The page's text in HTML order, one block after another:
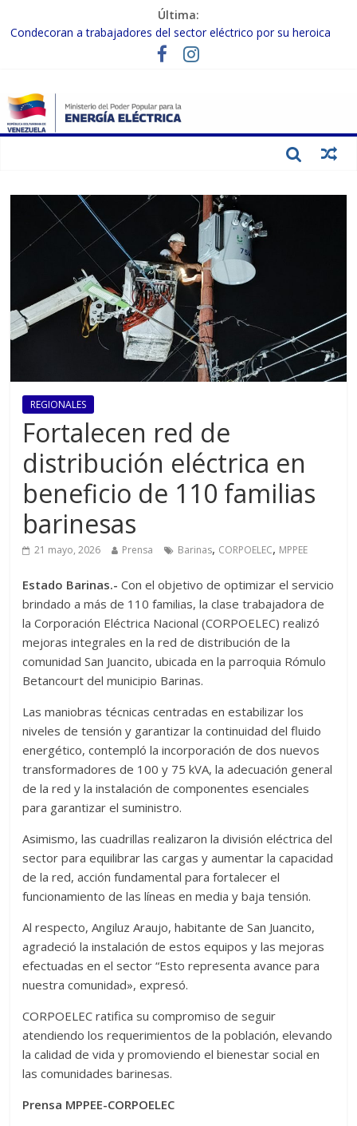
Última:
Condecoran a trabajadores del sector eléctrico por su heroica
labor tras el doble sismo del 24-J
Gobierno Nacional coordina acciones con el sector privado para
Inspeccionan trabajos de rehabilitación en instalaciones del SEN
en Carabobo
Gobierno Nacional activa plan preventivo para fortalecer el SEN
REGIONALES
Fortalecen red de
distribución eléctrica en
beneficio de 110 familias
barinesas
21 mayo, 2026 Prensa Barinas, CORPOELEC, MPPEE
Estado Barinas.-Con el objetivo de optimizar el servicio
brindado a más de 110 familias, la clase trabajadora de
la Corporación Eléctrica Nacional (CORPOELEC) realizó
mejoras integrales en la red de distribución de la
comunidad San Juancito, ubicada en la parroquia Rómulo
Betancourt del municipio Barinas.
Las maniobras técnicas centradas en estabilizar los
niveles de tensión y garantizar la continuidad del fluido
energético, contempló la incorporación de dos nuevos
transformadores de 100 y 75 kVA, la adecuación general
de la red y la instalación de componentes esenciales
para garantizar el suministro.
Asimismo, las cuadrillas realizaron la división eléctrica del
sector para equilibrar las cargas y aumentar la capacidad
de la red, acción fundamental para fortalecer el
funcionamiento de las líneas en media y baja tensión.
Al respecto, Angiluz Araujo, habitante de San Juancito,
agradeció la instalación de estos equipos y las mejoras
efectuadas en el sector “Esto representa avance para
nuestra comunidad», expresó.
CORPOELEC ratifica su compromiso de seguir
atendiendo los requerimientos de la población, elevando
la calidad de vida y promoviendo el bienestar social en
las comunidades barinesas.
Prensa MPPEE-CORPOELEC